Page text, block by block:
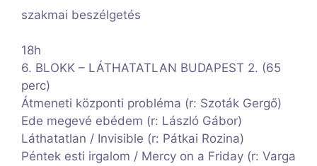
szakmai beszélgetés
18h
6. BLOKK – LÁTHATATLAN BUDAPEST 2. (65
perc)
Átmeneti központi probléma (r: Szoták Gergő)
Ede megevé ebédem (r: László Gábor)
Láthatatlan / Invisible (r: Pátkai Rozina)
Péntek esti irgalom / Mercy on a Friday (r: Varga